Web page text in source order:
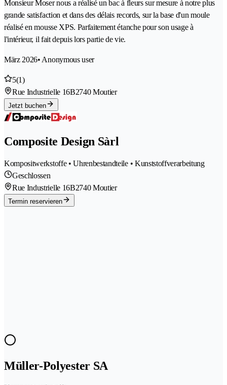
Monsieur Moser nous a réalisé un bac à fleurs sur mesure à notre plus
grande satisfaction et dans des délais records, sur la base d'un moule
réalisé en mousse XPS. Parfaitement étanche pour son usage à
l'intérieur, il fait depuis lors partie de vie.
März 2026• Anonymous user
5(1)
Rue Industrielle 16B2740 Moutier
Jetzt buchen
Composite Design Sàrl
Kompositwerkstoffe • Uhrenbestandteile • Kunststoffverarbeitung
Geschlossen
Rue Industrielle 16B2740 Moutier
Termin reservieren
Müller-Polyester SA